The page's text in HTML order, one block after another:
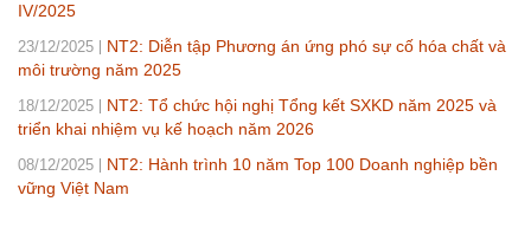
IV/2025
23/12/2025
NT2: Diễn tập Phương án ứng phó sự cố hóa chất và
môi trường năm 2025
18/12/2025
NT2: Tổ chức hội nghị Tổng kết SXKD năm 2025 và
triển khai nhiệm vụ kế hoạch năm 2026
08/12/2025
NT2: Hành trình 10 năm Top 100 Doanh nghiệp bền
vững Việt Nam